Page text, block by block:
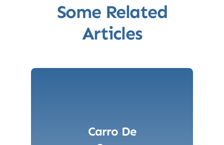
Some Related
Articles
Carro De